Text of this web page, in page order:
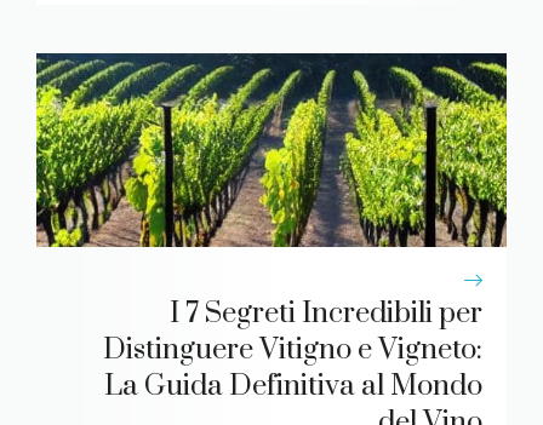
I 7 Segreti Incredibili per
Distinguere Vitigno e Vigneto:
La Guida Definitiva al Mondo